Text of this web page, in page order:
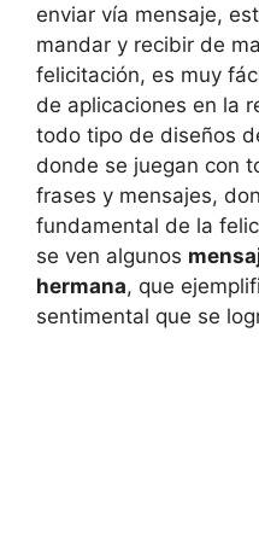
enviar vía mensaje,
mandar y recibir de
felicitación, es muy
de aplicaciones en la
todo tipo de diseños
donde se juegan con
frases y mensajes,
fundamental de la
se ven algunos
hermana, que
sentimental que se